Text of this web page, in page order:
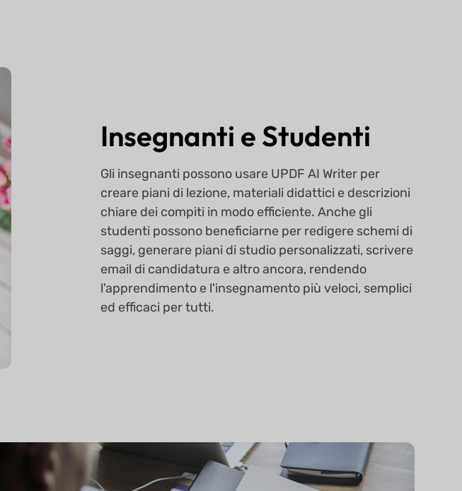
Insegnanti e Studenti
Gli insegnanti possono usare UPDF AI Writer per
creare piani di lezione, materiali didattici e descrizioni
chiare dei compiti in modo efficiente. Anche gli
studenti possono beneficiarne per redigere schemi di
saggi, generare piani di studio personalizzati, scrivere
email di candidatura e altro ancora, rendendo
l'apprendimento e l'insegnamento più veloci, semplici
ed efficaci per tutti.